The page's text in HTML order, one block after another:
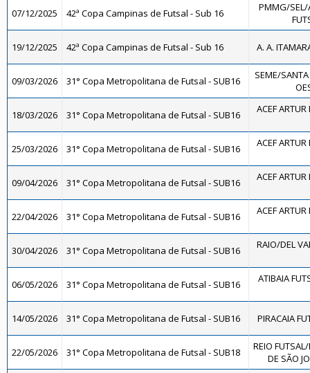
07/12/2025 42ª Copa Campinas de Futsal - Sub 16
PMMG/
19/12/2025 42ª Copa Campinas de Futsal - Sub 16 A. A.
09/03/2026 31° Copa Metropolitana de Futsal - SUB16
SEME/
18/03/2026 31° Copa Metropolitana de Futsal - SUB16 ACEF
25/03/2026 31° Copa Metropolitana de Futsal - SUB16 ACEF
09/04/2026 31° Copa Metropolitana de Futsal - SUB16 ACEF
22/04/2026 31° Copa Metropolitana de Futsal - SUB16 ACEF
30/04/2026 31° Copa Metropolitana de Futsal - SUB16 RAIO/DEL
06/05/2026 31° Copa Metropolitana de Futsal - SUB16 ATIBAIA
14/05/2026 31° Copa Metropolitana de Futsal - SUB16 PIRACAIA
22/05/2026 31° Copa Metropolitana de Futsal - SUB18
REIO
DE SÃO